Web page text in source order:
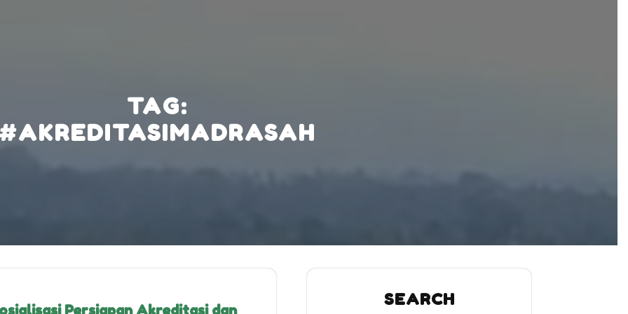
TAG:
#AKREDITASIMADRASAH
Persiapan Akreditasi dan
SEARCH